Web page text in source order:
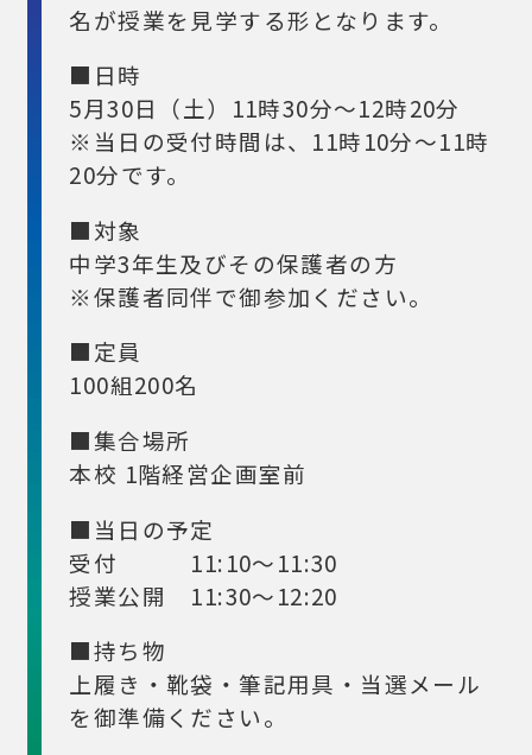
名が授業を見学する形となります。
■日時
5月30日（土）11時30分～12時20分
※当日の受付時間は、11時10分～11時
20分です。
■対象
中学3年生及びその保護者の方
※保護者同伴で御参加ください。
■定員
100組200名
■集合場所
本校 1階経営企画室前
■当日の予定
受付 11:10～11:30
授業公開 11:30～12:20
■持ち物
上履き・靴袋・筆記用具・当選メール
を御準備ください。